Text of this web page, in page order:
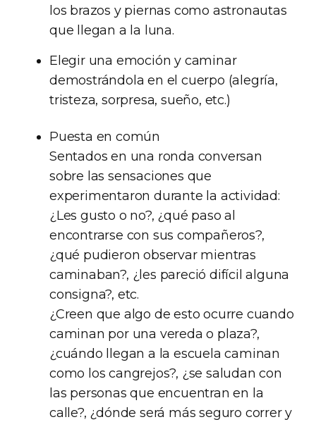
los brazos y piernas como astronautas
que llegan a la luna.
Elegir una emoción y caminar
demostrándola en el cuerpo (alegría,
tristeza, sorpresa, sueño, etc.)
Puesta en común
Sentados en una ronda conversan
sobre las sensaciones que
experimentaron durante la actividad:
¿Les gusto o no?, ¿qué paso al
encontrarse con sus compañeros?,
¿qué pudieron observar mientras
caminaban?, ¿les pareció difícil alguna
consigna?, etc.
¿Creen que algo de esto ocurre cuando
caminan por una vereda o plaza?,
¿cuándo llegan a la escuela caminan
como los cangrejos?, ¿se saludan con
las personas que encuentran en la
calle?, ¿dónde será más seguro correr y